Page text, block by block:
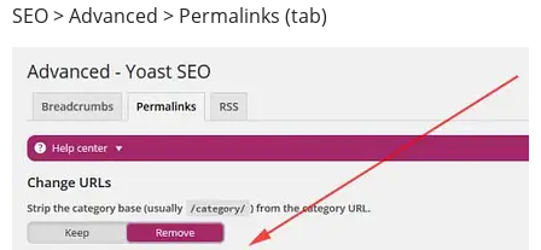
SEO > Advanced > Permalinks (tab)